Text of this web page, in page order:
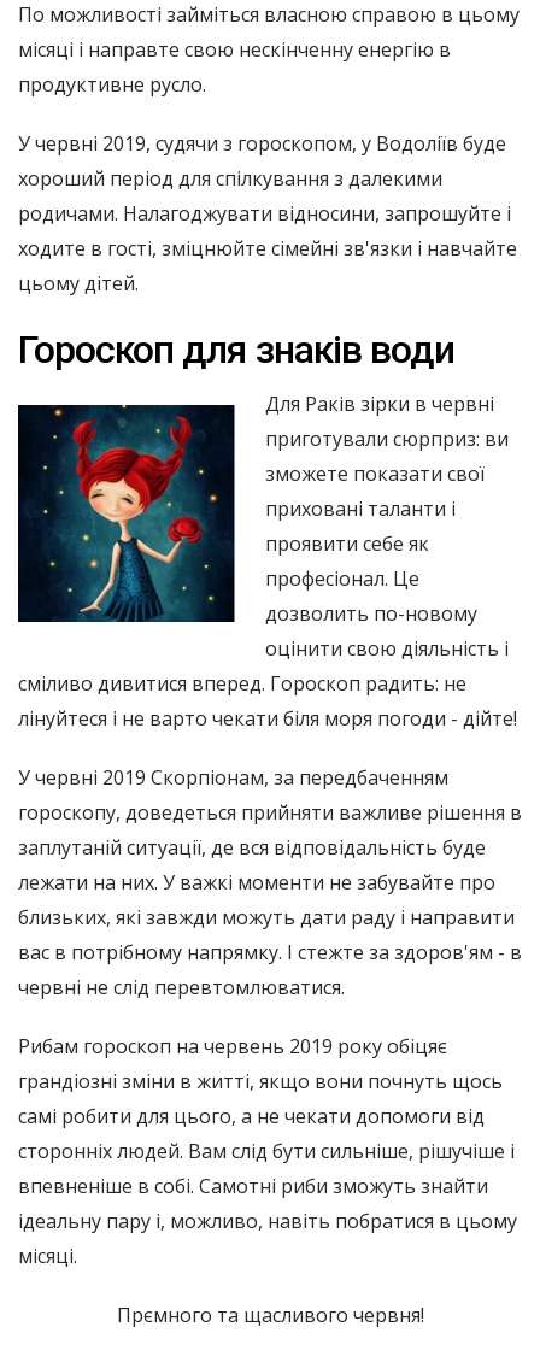
По можливості займіться власною справою в цьому
місяці і направте свою нескінченну енергію в
продуктивне русло.
У червні 2019, судячи з гороскопом, у Водоліїв буде
хороший період для спілкування з далекими
родичами. Налагоджувати відносини, запрошуйте і
ходите в гості, зміцнюйте сімейні зв'язки і навчайте
цьому дітей.
Гороскоп для знаків води
Для Раків зірки в червні
приготували сюрприз: ви
зможете показати свої
приховані таланти і
проявити себе як
професіонал. Це
дозволить по-новому
оцінити свою діяльність і
сміливо дивитися вперед. Гороскоп радить: не
лінуйтеся і не варто чекати біля моря погоди - дійте!
У червні 2019 Скорпіонам, за передбаченням
гороскопу, доведеться прийняти важливе рішення в
заплутаній ситуації, де вся відповідальність буде
лежати на них. У важкі моменти не забувайте про
близьких, які завжди можуть дати раду і направити
вас в потрібному напрямку. І стежте за здоров'ям - в
червні не слід перевтомлюватися.
Рибам гороскоп на червень 2019 року обіцяє
грандіозні зміни в житті, якщо вони почнуть щось
самі робити для цього, а не чекати допомоги від
сторонніх людей. Вам слід бути сильніше, рішучіше і
впевненіше в собі. Самотні риби зможуть знайти
ідеальну пару і, можливо, навіть побратися в цьому
місяці.
Прємного та щасливого червня!